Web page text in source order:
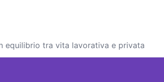
equilibrio tra vita lavorativa e privata